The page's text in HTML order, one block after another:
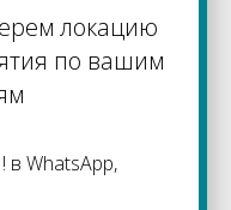
локацию
по вашим
в WhatsApp,